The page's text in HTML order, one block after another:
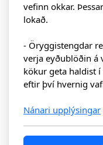
vefinn okkar.
lokað.
- Öryggistengdar
verja eyðublöðin á
kökur geta haldist
eftir því hvernig
Nánari upplýsingar